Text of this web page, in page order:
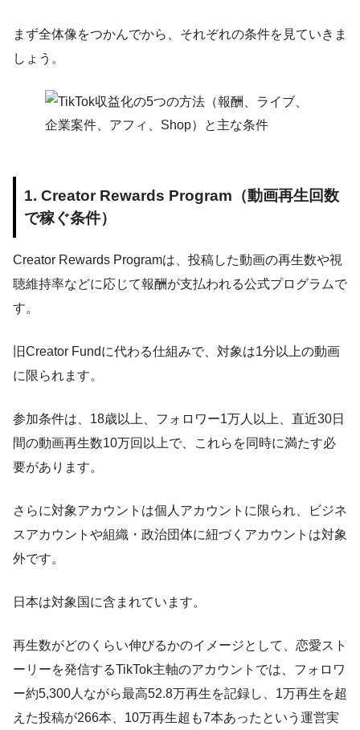
まず全体像をつかんでから、それぞれの条件を見ていきま
しょう。
1. Creator Rewards Program（動画再生回数
で稼ぐ条件）
Creator Rewards Programは、投稿した動画の再生数や視
聴維持率などに応じて報酬が支払われる公式プログラムで
す。
旧Creator Fundに代わる仕組みで、対象は1分以上の動画
に限られます。
参加条件は、18歳以上、フォロワー1万人以上、直近30日
間の動画再生数10万回以上で、これらを同時に満たす必
要があります。
さらに対象アカウントは個人アカウントに限られ、ビジネ
スアカウントや組織・政治団体に紐づくアカウントは対象
外です。
日本は対象国に含まれています。
再生数がどのくらい伸びるかのイメージとして、恋愛スト
ーリーを発信するTikTok主軸のアカウントでは、フォロワ
ー約5,300人ながら最高52.8万再生を記録し、1万再生を超
えた投稿が266本、10万再生超も7本あったという運営実